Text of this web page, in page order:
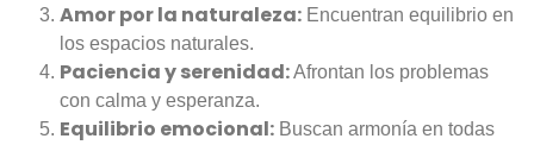
Amor por la naturaleza: Encuentran equilibrio en
los espacios naturales.
Paciencia y serenidad:Afrontan los problemas
con calma y esperanza.
Equilibrio emocional: Buscan armonía en todas